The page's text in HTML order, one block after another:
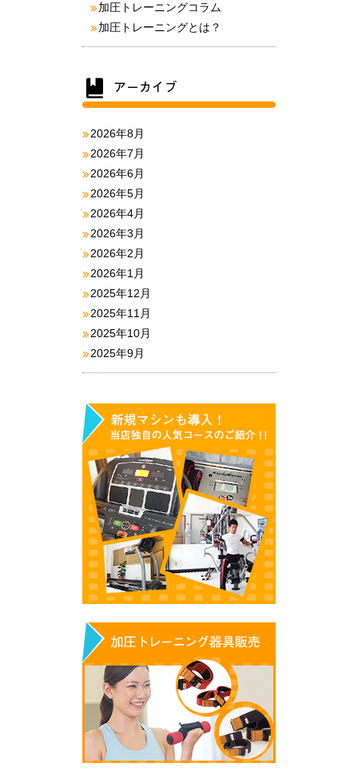
加圧トレーニングコラム
加圧トレーニングとは？
2026年8月
2026年7月
2026年6月
2026年5月
2026年4月
2026年3月
2026年2月
2026年1月
2025年12月
2025年11月
2025年10月
2025年9月